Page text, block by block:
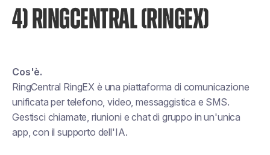
4) RINGCENTRAL (RINGEX)
Cos'è.
RingCentral RingEX è una piattaforma di comunicazione
unificata per telefono, video, messaggistica e SMS.
Gestisci chiamate, riunioni e chat di gruppo in un'unica
app, con il supporto dell'IA.